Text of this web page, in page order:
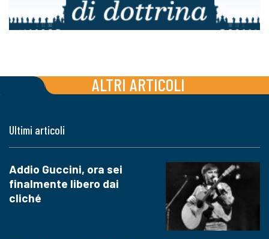
ALTRI ARTICOLI
Ultimi articoli
Addio Guccini, ora sei
finalmente libero dai
cliché